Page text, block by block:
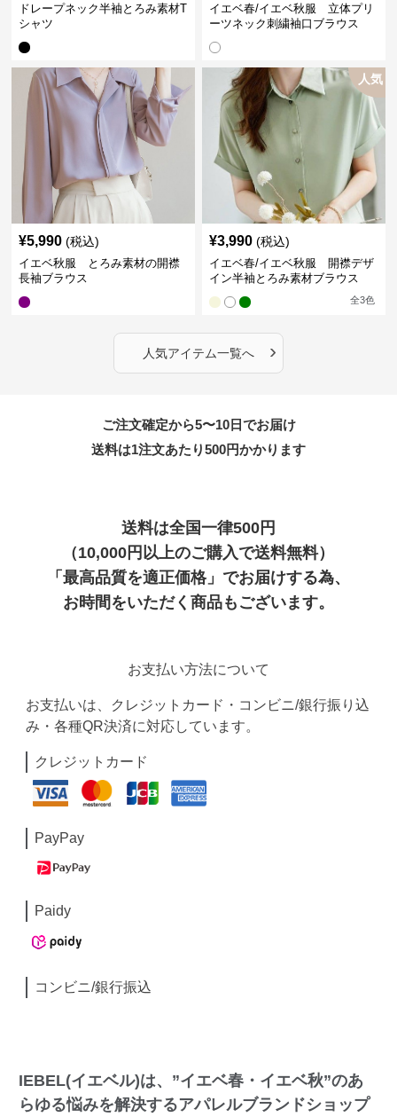
ドレープネック半袖とろみ素材T
シャツ
イエベ春/イエベ秋服 立体プリ
ーツネック刺繍袖口ブラウス
¥5,990 (税込)
イエベ秋服 とろみ素材の開襟
長袖ブラウス
人気
¥3,990 (税込)
イエベ春/イエベ秋服 開襟デザ
イン半袖とろみ素材ブラウス
全3色
人気アイテム一覧へ ›
ご注文確定から5〜10日でお届け
送料は1注文あたり500円かかります
送料は全国一律500円
（10,000円以上のご購入で送料無料）
「最高品質を適正価格」でお届けする為、
お時間をいただく商品もございます。
お支払い方法について
お支払いは、クレジットカード・コンビニ/銀行振り込
み・各種QR決済に対応しています。
クレジットカード
PayPay
Paidy
コンビニ/銀行振込
IEBEL(イエベル)は、”イエベ春・イエベ秋”のあ
らゆる悩みを解決するアパレルブランドショップ